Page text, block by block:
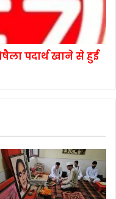
पदार्थ खाने से हुई